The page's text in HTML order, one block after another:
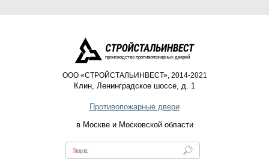
производство противопожарных дверей
ООО «СТРОЙСТАЛЬИНВЕСТ», 2014-2021
Клин Ленинградское шоссе, д. 1
Противопожарные двери
в Москве и Московской области